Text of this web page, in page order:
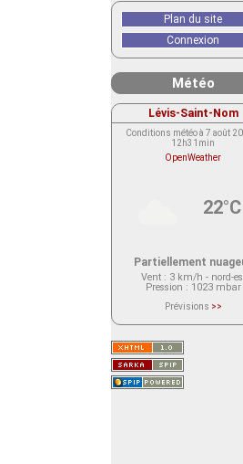
Plan du site
Connexion
Météo
Lévis-Saint-Nom
Conditions météo à 7 août
12h31min
OpenWeather
22°C
Partiellement
Vent: 3 km/h - nord-
Pression : 1023 mbar
Prévisions >>
actuellement aucune prévision
Saint-Nom.
Veuillez consulter le message
service ci-dessous.
(401 - Invalid API key. Please see
https://openweathermap.org/